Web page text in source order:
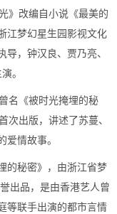
》改编自小说《最美的
江梦幻星生园影视文化
，钟汉良、贾乃亮、
。
名《被时光掩埋的秘
出版，讲述了苏蔓、
情故事。
的秘密》，由浙江省梦
出品，是由香港艺人曾
等联手出演的都市言情